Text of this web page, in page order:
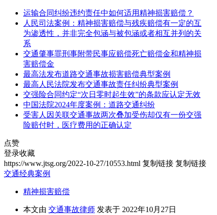
运输合同纠纷违约责任中如何适用精神损害赔偿？
人民司法案例：精神损害赔偿与残疾赔偿有一定的互
为渗透性，并非完全包涵与被包涵或者相互并列的关
系
交通肇事罪刑事附带民事应赔偿死亡赔偿金和精神损
害赔偿金
最高法发布道路交通事故损害赔偿典型案例
最高人民法院发布交通事故责任纠纷典型案例
交强险合同约定“次日零时起生效”的条款应认定无效
中国法院2024年度案例：道路交通纠纷
受害人因关联交通事故两次叠加受伤却仅有一份交强
险赔付时，医疗费用的正确认定
点赞
登录收藏
https://www.jtsg.org/2022-10-27/10553.html 复制链接 复制链接
交通经典案例
精神损害赔偿
本文由 交通事故律师 发表于 2022年10月27日